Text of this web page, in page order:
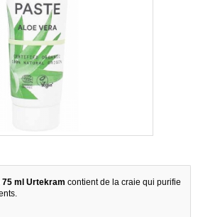
ml Urtekram contient de la craie qui purifie